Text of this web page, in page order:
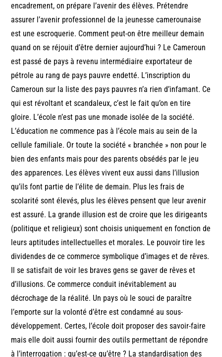
encadrement, on prépare l’avenir des élèves. Prétendre
assurer l’avenir professionnel de la jeunesse camerounaise
est une escroquerie. Comment peut-on être meilleur demain
quand on se réjouit d’être dernier aujourd’hui ? Le Cameroun
est passé de pays à revenu intermédiaire exportateur de
pétrole au rang de pays pauvre endetté. L’inscription du
Cameroun sur la liste des pays pauvres n’a rien d’infamant. Ce
qui est révoltant et scandaleux, c’est le fait qu’on en tire
gloire. L’école n’est pas une monade isolée de la société.
L’éducation ne commence pas à l’école mais au sein de la
cellule familiale. Or toute la société « branchée » non pour le
bien des enfants mais pour des parents obsédés par le jeu
des apparences. Les élèves vivent eux aussi dans l’illusion
qu’ils font partie de l’élite de demain. Plus les frais de
scolarité sont élevés, plus les élèves pensent que leur avenir
est assuré. La grande illusion est de croire que les dirigeants
(politique et religieux) sont choisis uniquement en fonction de
leurs aptitudes intellectuelles et morales. Le pouvoir tire les
dividendes de ce commerce symbolique d’images et de rêves.
Il se satisfait de voir les braves gens se gaver de rêves et
d’illusions. Ce commerce conduit inévitablement au
décrochage de la réalité. Un pays où le souci de paraître
l’emporte sur la volonté d’être est condamné au sous-
développement. Certes, l’école doit proposer des savoir-faire
mais elle doit aussi fournir des outils permettant de répondre
à l’interrogation : qu’est-ce qu’être ? La standardisation des